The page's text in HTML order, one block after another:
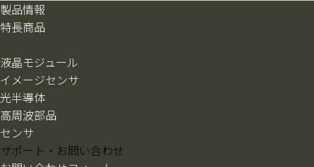
製品情報
特長商品
液晶モジュール
イメージセンサ
光半導体
高周波部品
センサ
サポート・お問い合わせ